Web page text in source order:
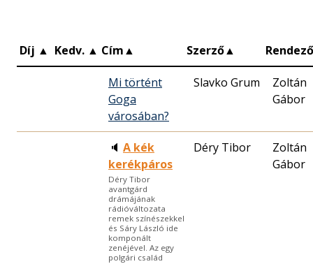
Díj ▲ Kedv. ▲ Cím▲ Szerző▲ Rendező
Mi történt
Goga
városában?
Slavko Grum
Zoltán
Gábor
🔈 A kék
kerékpáros
Déry Tibor
avantgárd
drámájának
rádióváltozata
remek színészekkel
és Sáry László ide
komponált
zenéjével. Az egy
polgári család
Déry Tibor
Zoltán
Gábor